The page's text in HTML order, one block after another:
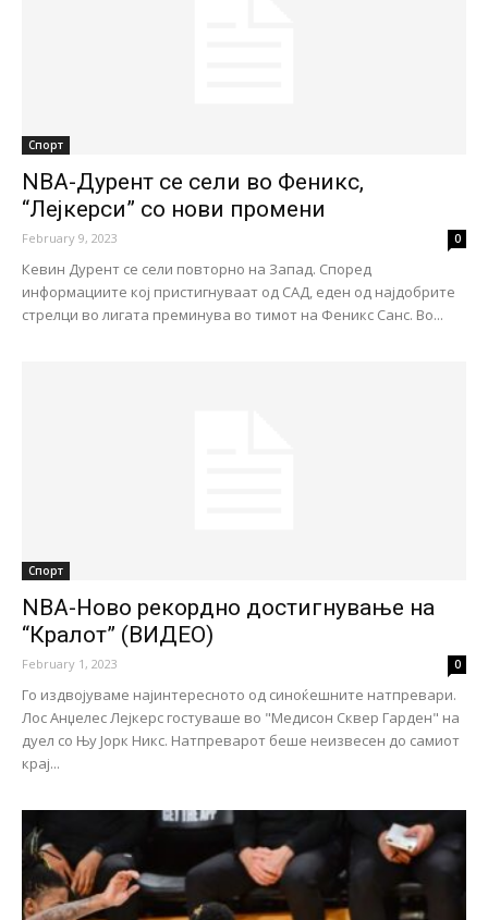
Спорт
NBA-Дурент се сели во Феникс,
“Лејкерси” со нови промени
February 9, 2023 0
Кевин Дурент се сели повторно на Запад. Според
информациите кој пристигнуваат од САД, еден од најдобрите
стрелци во лигата преминува во тимот на Феникс Санс. Во...
Спорт
NBA-Ново рекордно достигнување на
“Кралот” (ВИДЕО)
February 1, 2023 0
Го издвојуваме најинтересното од синоќешните натпревари.
Лос Анџелес Лејкерс гостуваше во "Медисон Сквер Гарден" на
дуел со Њу Јорк Никс. Натпреварот беше неизвесен до самиот
крај...